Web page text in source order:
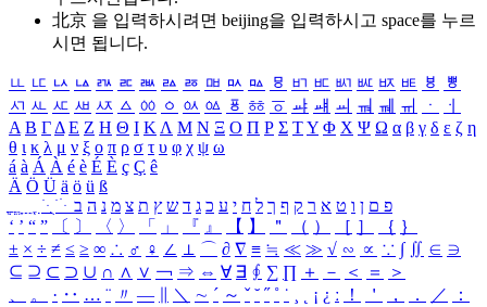
北京 을 입력하시려면 beijing을 입력하시고 space를 누르
시면 됩니다.
ㅥ ㅦ ㅧ ㅨ ㅩ ㅪ ㅫ ㅬ ㅭ ㅮ ㅯ ㅰ ㅱ ㅲ ㅳ ㅴ ㅵ ㅶ ㅷ ㅸ
ㅹ
ㅺ ㅻ ㅼ ㅽ ㅾ ㅿ ㆀ ㆁ ㆂ ㆃ ㆄ ㆅ ㆆ ㆇ ㆈ ㆉ ㆊ ㆋ ㆌ ㆍ
ㆎ
Α Β ΓΔ Ε Ζ Η Θ Ι ΚΛ Μ Ν Ξ Ο Π Ρ Σ ΤΥ Φ Χ Ψ Ω α β γ δ ε ζ η
θ ι κ λ μ ν ξ ο π ρ σ τ υ φ χ ψ ω
á à Á À é è É È ç Ç ê
Ä Ö Ü ä ö ü ß
ִֶֹ ֻּ ׁׂ פ ם ן ו ט א ר ק ף ך ל ח י ע כ ג ד ש ץ ת צ מ נ ה ב
‘ ’ “ ” 〔 〕 〈 〉 「 」 『 』 【 】 ＂ （ ） ［ ］ ｛ ｝
± × ÷ ≠ ≤ ≥ ∞ ∴ ♂ ♀ ∠ ⊥ ⌒ ∂ ∇ ≡ ≒ ≪ ≫ √ ∽ ∝ ∵ ∫ ∬ ∈ ∋
⊆ ⊇ ⊂ ⊃ ∪ ∩ ∧ ∨ ￢ ⇒ ⇔ ∀ ∃ ∮ ∑ ∏ ＋ － ＜ ＝
＞
、
。 · ‥ … ¨ 〃 ― ＼ ∼ ´ ～ ˇ ˘ ˝ ˚ ˙ ¸ ¡ ¿ ː ！ ＇ ， ． ／
：